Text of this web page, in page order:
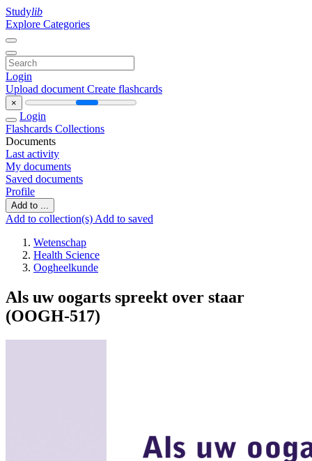
Studylib
Explore Categories
Login
Upload document Create flashcards
×
Login
Flashcards Collections
Documents
Last activity
My documents
Saved documents
Profile
Add to ...
Add to collection(s) Add to saved
Wetenschap
Health Science
Oogheelkunde
Als uw oogarts spreekt over staar
(OOGH-517)